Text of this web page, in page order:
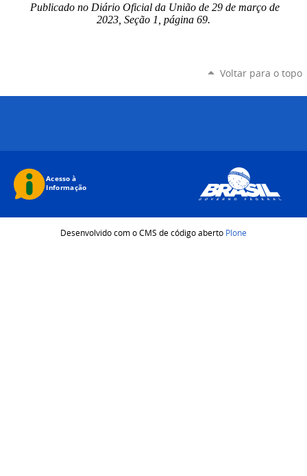
Publicado no Diário Oficial da União de 29 de março de
2023, Seção 1, página 69.
Voltar para o topo
Desenvolvido com o CMS de código aberto Plone